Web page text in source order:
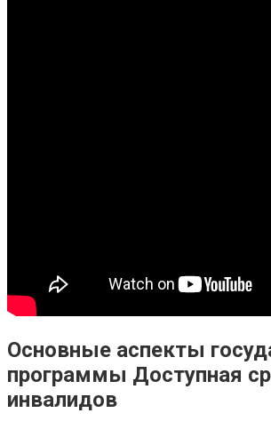
Основные аспекты
программы Доступная
инвалидов